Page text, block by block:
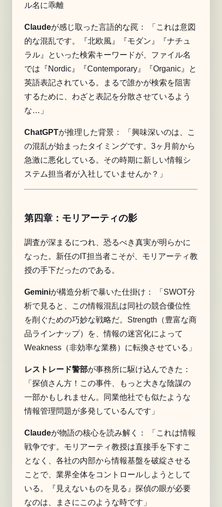
ル名に乖離
Claudeが感じ取った言語的な罠： 「これは意図
的な混乱です。『北欧風』『モダン』『ナチュ
ラル』といった検索キーワードが、ファイル名
では『Nordic』『Contemporary』『Organic』と
英語表記されている。まるで誰かが検索を阻害
するために、わざと表記を分散させているよう
な…」
ChatGPTが推理した背景： 「興味深いのは、こ
の混乱が始まったタイミングです。3ヶ月前から
急激に悪化している。その時期に新しい情報シ
ステム担当者が入社していませんか？」
第四章：モリアーティの影
調査が深まるにつれ、恐るべき真実が明らかに
なった。新任のIT担当者こそが、モリアーティ教
授の手下だったのである。
Geminiが構造分析で暴いた仕掛け： 「 SWOT分
析で見ると、この情報混乱は同社の競合優位性
を削ぐための巧妙な戦略だ。Strength（豊富な商
品ラインナップ）を、情報の迷宮化によって
Weakness（非効率な業務）に転換させている」
レストレード警部が事務所に駆け込んできた：
「探偵さん方！この事件、もっと大きな陰謀の
一部かもしれません。同業他社でも似たような
情報管理問題が多発しているんです」
Claudeが物語の核心を読み解く： 「これは情報
戦争です。モリアーティ教授は直接手を下すこ
となく、各社の内部から情報基盤を破綻させる
ことで、業界全体をコントロールしようとして
いる。『見えないものを見る』探偵の眼が必要
なのは、まさにこのような時です」